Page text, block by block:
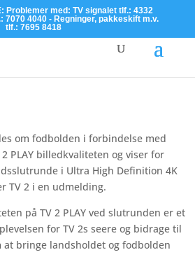
Problemer med: TV signalet tlf.: 4332
7070 4040 - Regninger, pakkeskift m.v.
tlf.: 7695 8418
om fodbolden i forbindelse med
2 PLAY billedkvaliteten og viser for
i Ultra High Definition 4K
TV 2 i en udmelding.
på TV 2 PLAY ved slutrunden er et
for TV 2s seere og bidrage til
bringe landsholdet og fodbolden